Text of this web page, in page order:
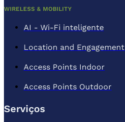
WIRELESS & MOBILITY
AI - Wi-Fi inteligente
Location and
Access Points Indoor
Access Points Outdoor
Serviços